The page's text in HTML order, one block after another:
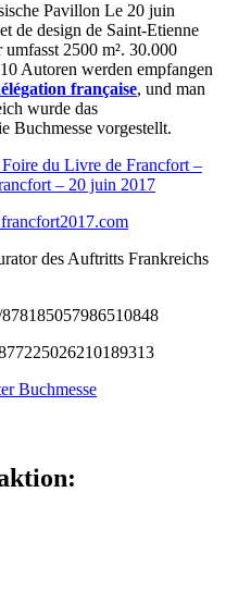
Pavillon Le 20 juin
de design de Saint-Etienne
2500 m². 30.000
Autoren werden empfangen
française, und man
wurde das
Buchmesse vorgestellt.
du Livre de Francfort –
– 20 juin 2017
des Auftritts Frankreichs
Buchmesse